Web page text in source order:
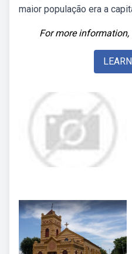
maior população era a
For more